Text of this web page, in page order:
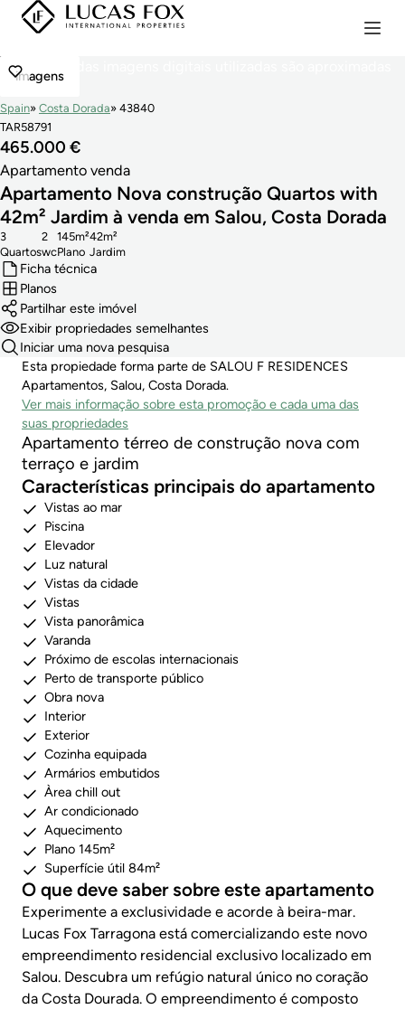
imagens
Spain Costa Dorada
43840
TAR58791
465.000 €
Apartamento venda
Apartamento Nova construção Quartos with
42m² Jardim à venda em Salou, Costa Dorada
Quartos
3
wc
2
Plano
145m²
Jardim
42m²
Ficha técnica
Planos
Partilhar este imóvel
Exibir propriedades semelhantes
Iniciar uma nova pesquisa
Esta propiedade forma parte de SALOU F RESIDENCES
Apartamentos, Salou, Costa Dorada.
Ver mais informação sobre esta promoção e cada uma das
suas propriedades
Apartamento térreo de construção nova com
terraço e jardim
Características principais do apartamento
Vistas ao mar
Piscina
Elevador
Luz natural
Vistas da cidade
Vistas
Vista panorâmica
Varanda
Próximo de escolas internacionais
Perto de transporte público
Obra nova
Interior
Exterior
Cozinha equipada
Armários embutidos
Àrea chill out
Ar condicionado
Aquecimento
Plano 145m²
Superfície útil 84m²
O que deve saber sobre este apartamento
Experimente a exclusividade e acorde à beira-mar.
Lucas Fox Tarragona está comercializando este novo
empreendimento residencial exclusivo localizado em
Salou. Descubra um refúgio natural único no coração
da Costa Dourada. O empreendimento é composto